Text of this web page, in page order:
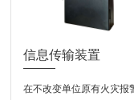
信息传输装置
在不改变单位原有火灾报